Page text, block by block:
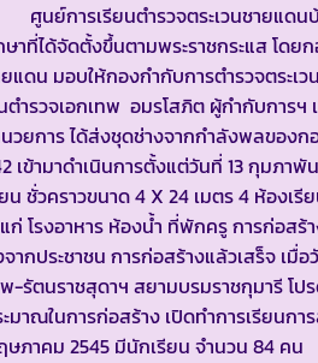
การเรียนตำรวจตระเวนชายแดนบ้
าที่ได้จัดตั้งขึ้นตามพระราชกระแส โดย
แดน มอบให้กองกำกับการตำรวจตระเ
ำรวจเอกเทพ อมรโสภิต ผู้กำกับการฯ
วยการ ได้ส่งชุดช่างจากกำลังพลของก
เข้ามาดำเนินการตั้งแต่วันที่ 13 กุมภาพั
น ชั่วคราวขนาด 4 X 24 เมตร 4 ห้องเรี
ก่ โรงอาหาร ห้องน้ำ ที่พักครู การก่อสร้
ากประชาชน การก่อสร้างแล้วเสร็จ เมื่
-รัตนราชสุดาฯ สยามบรมราชกุมารี โป
มาณในการก่อสร้าง เปิดทำการเรียนก
ภาคม 2545 มีนักเรียน จำนวน 84 คน